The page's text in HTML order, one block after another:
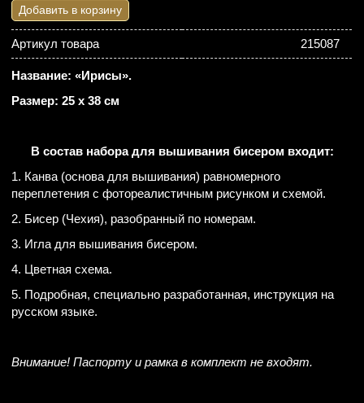
Добавить в корзину
Артикул товара 215087
Название: «Ирисы».
Размер: 25 х 38 см
В состав набора для вышивания бисером входит:
1. Канва (основа для вышивания) равномерного
переплетения с фотореалистичным рисунком и схемой.
2. Бисер (Чехия), разобранный по номерам.
3. Игла для вышивания бисером.
4. Цветная схема.
5. Подробная, специально разработанная, инструкция на
русском языке.
Внимание! Паспорту и рамка в комплект не входят.